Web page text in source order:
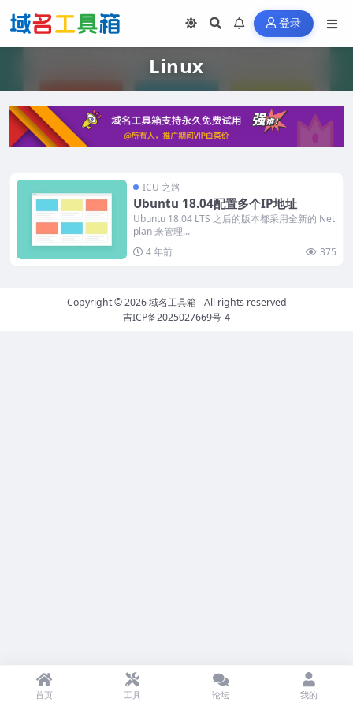
登录
Linux
ICU 之路
Ubuntu 18.04配置多个IP地址
Ubuntu 18.04 LTS 之后的版本都采用全新的 Net
plan 来管理...
4 年前
375
Copyright © 2026域名工具箱 - All rights reserved
吉ICP备2025027669号-4
首页 工具 论坛 我的